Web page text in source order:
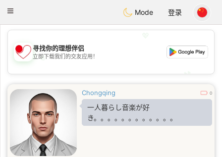
Chat
Toggle
Mode 登录
💖
💕
寻找你的理想伴侣
立即下载我们的交友应用！
Chongqing 0
一人暮らし音楽が好
き。。。。。。。。。。。。